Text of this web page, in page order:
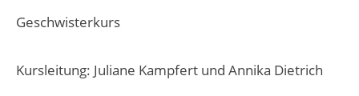
Geschwisterkurs
Kursleitung: Juliane Kampfert und Annika Dietrich